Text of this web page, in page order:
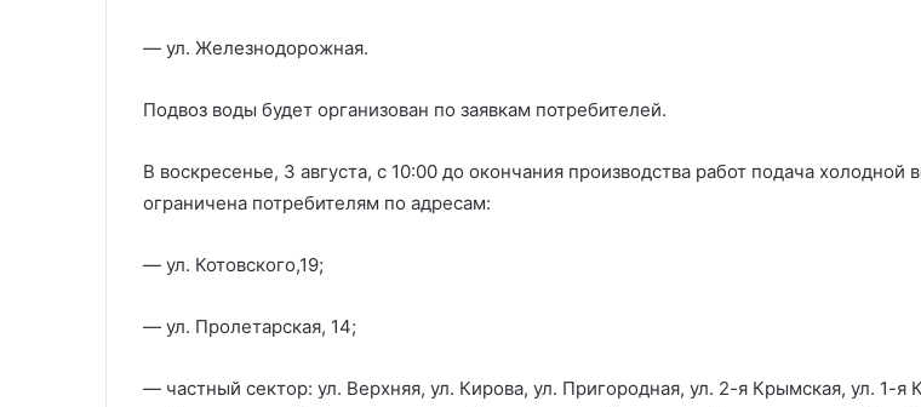
— ул. Железнодорожная.
Подвоз воды будет организован по заявкам потребителей.
В воскресенье, 3 августа, с 10:00 до окончания производства работ подача холодной
ограничена потребителям по адресам:
— ул. Котовского,19;
— ул. Пролетарская, 14;
— частный сектор: ул. Верхняя, ул. Кирова, ул. Пригородная, ул. 2-я Крымская, ул. 1-я